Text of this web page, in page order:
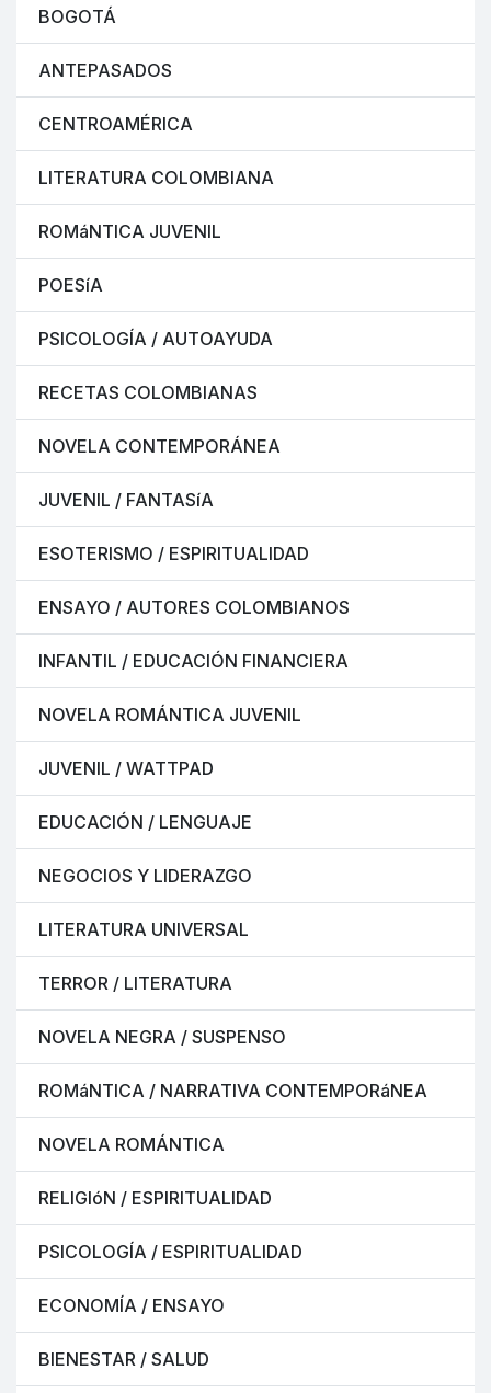
BOGOTÁ
ANTEPASADOS
CENTROAMÉRICA
LITERATURA COLOMBIANA
ROMáNTICA JUVENIL
POESíA
PSICOLOGÍA / AUTOAYUDA
RECETAS COLOMBIANAS
NOVELA CONTEMPORÁNEA
JUVENIL / FANTASíA
ESOTERISMO / ESPIRITUALIDAD
ENSAYO / AUTORES COLOMBIANOS
INFANTIL / EDUCACIÓN FINANCIERA
NOVELA ROMÁNTICA JUVENIL
JUVENIL / WATTPAD
EDUCACIÓN / LENGUAJE
NEGOCIOS Y LIDERAZGO
LITERATURA UNIVERSAL
TERROR / LITERATURA
NOVELA NEGRA / SUSPENSO
ROMáNTICA / NARRATIVA CONTEMPORáNEA
NOVELA ROMÁNTICA
RELIGIóN / ESPIRITUALIDAD
PSICOLOGÍA / ESPIRITUALIDAD
ECONOMÍA / ENSAYO
BIENESTAR / SALUD